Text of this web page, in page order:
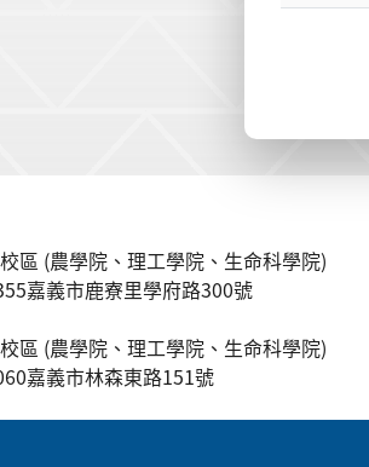
區 (農學院、理工學院、生命科學院)
嘉義市鹿寮里學府路300號
區 (農學院、理工學院、生命科學院)
嘉義市林森東路151號